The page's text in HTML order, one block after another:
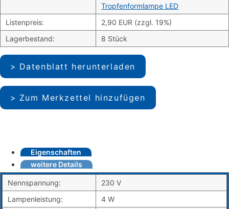
Tropfenformlampe LED
Listenpreis:
2,90 EUR (zzgl. 19%)
Lagerbestand:
8 Stück
Datenblatt herunterladen
Zum Merkzettel hinzufügen
Eigenschaften
weitere Details
Nennspannung:
230 V
Lampenleistung:
4 W